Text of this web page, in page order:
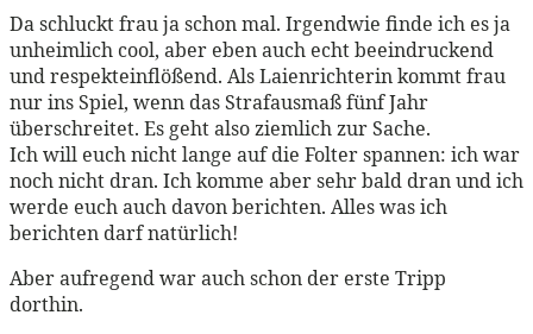
Da schluckt frau ja schon mal. Irgendwie finde ich es ja
unheimlich cool, aber eben auch echt beeindruckend
und respekteinflößend. Als Laienrichterin kommt frau
nur ins Spiel, wenn das Strafausmaß fünf Jahr
überschreitet. Es geht also ziemlich zur Sache.
Ich will euch nicht lange auf die Folter spannen: ich war
noch nicht dran. Ich komme aber sehr bald dran und ich
werde euch auch davon berichten. Alles was ich
berichten darf natürlich!
Aber aufregend war auch schon der erste Tripp
dorthin.